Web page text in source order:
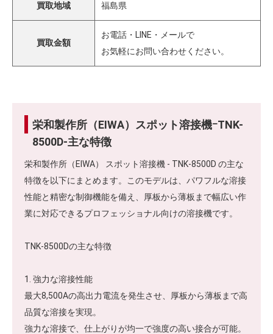
買取地域 福島県
買取金額
お電話・LINE・メールで
お気軽にお問い合わせください。
栄和製作所（EIWA）スポット溶接機ｰTNK-
8500D-主な特徴
栄和製作所（EIWA） スポット溶接機 - TNK-8500D の主な
特徴を以下にまとめます。このモデルは、パワフルな溶接
性能と精密な制御機能を備え、厚板から薄板まで幅広い作
業に対応できるプロフェッショナル向けの溶接機です。
TNK-8500Dの主な特徴
1. 強力な溶接性能
最大8,500Aの高出力電流を発生させ、厚板から薄板まで高
品質な溶接を実現。
強力な溶接で、仕上がりが均一で強度の高い接合が可能。